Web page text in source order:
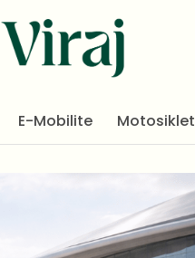
E-Mobilite Motosiklet